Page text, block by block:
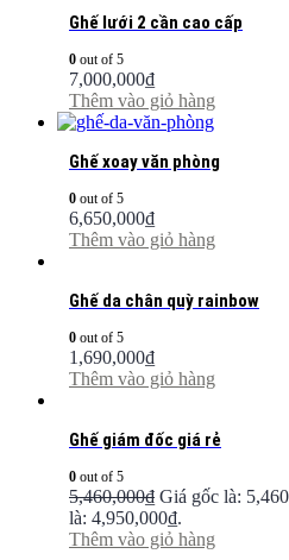
Ghế lưới 2 cần cao cấp
0 out of 5
7,000,000₫
Thêm vào giỏ hàng
Ghế xoay văn phòng
0 out of 5
6,650,000₫
Thêm vào giỏ hàng
Ghế da chân quỳ rainbow
0 out of 5
1,690,000₫
Thêm vào giỏ hàng
Ghế giám đốc giá rẻ
0 out of 5
5,460,000₫ Giá gốc là:
là: 4,950,000₫.
Thêm vào giỏ hàng